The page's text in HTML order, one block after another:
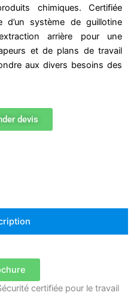
chimiques. Certifiée
d’un système de guillotine
arrière pour une
et de plans de travail
aux divers besoins des
devis
certifiée pour le travail